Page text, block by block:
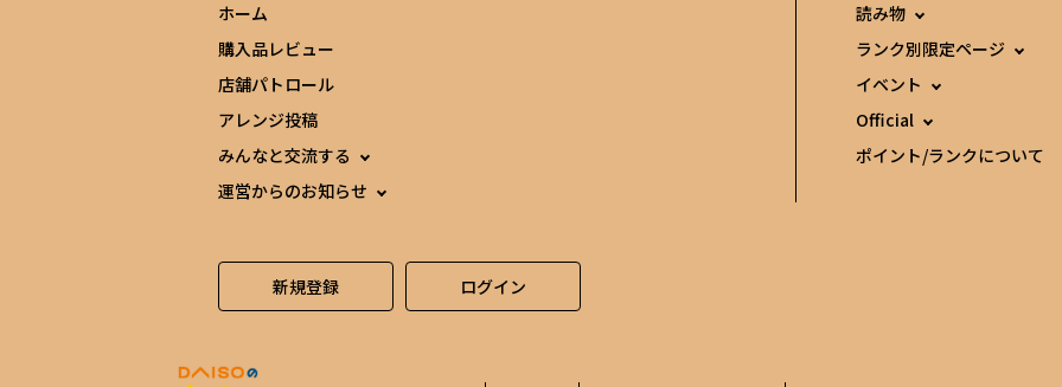
ホーム
購入品レビュー
店舗パトロール
アレンジ投稿
みんなと交流する
運営からのお知らせ
読み物
ランク別限定ページ
イベント
Official
ポイント/ランクについて
新規登録 ログイン